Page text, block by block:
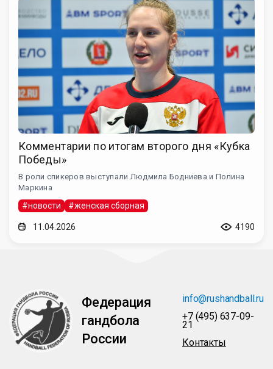
Комментарии по итогам второго дня «Кубка
Победы»
В роли спикеров выступали Людмила Бодниева и Полина
Маркина
#новости #женская сборная
11.04.2026 4190
Федерация
гандбола
России
info@rushandball.ru
+7 (495) 637-09-
21
Контакты